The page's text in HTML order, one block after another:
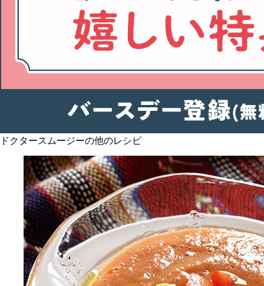
ドクタースムージーの他のレシピ